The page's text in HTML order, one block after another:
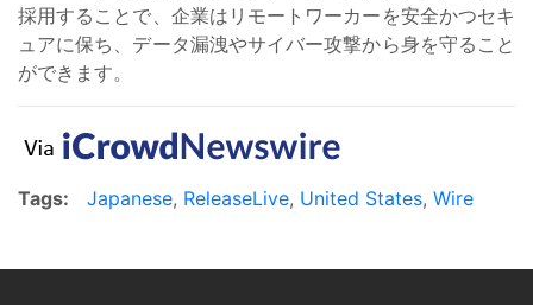
採用することで、企業はリモートワーカーを安全かつセキ
ュアに保ち、データ漏洩やサイバー攻撃から身を守ること
ができます。
Tags: Japanese, ReleaseLive, United States, Wire